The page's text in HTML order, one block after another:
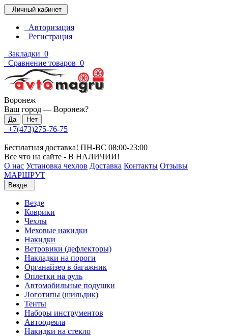
Личный кабинет
Авторизация
Регистрация
Закладки 0
Сравнение товаров 0
Воронеж
Ваш город — Воронеж?
+7(473)275-76-75
Бесплатная доставка! ПН-ВС 08:00-23:00
Все что на сайте - В НАЛИЧИИ!
О нас Установка чехлов Доставка Контакты Отзывы
МАРШРУТ
Везде
Везде
Коврики
Чехлы
Меховые накидки
Накидки
Ветровики (дефлекторы)
Накладки на пороги
Органайзер в багажник
Оплетки на руль
Автомобильные подушки
Логотипы (шильдик)
Тенты
Наборы инструментов
Автоодеяла
Накидки на стекло